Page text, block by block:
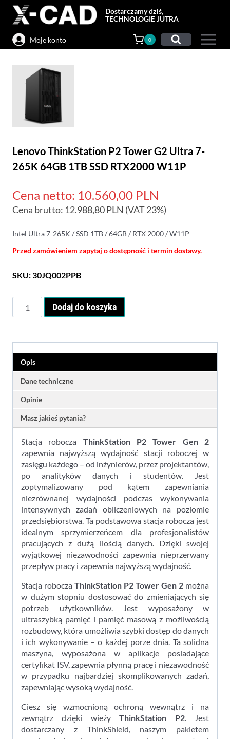
Przejdź
treści
Dostarczamy dziś,
TECHNOLOGIE JUTRA
Moje konto 0
Lenovo ThinkStation P2 Tower G2 Ultra 7-
265K 64GB 1TB SSD RTX2000 W11P
Cena netto: 10.560,00 PLN
Cena brutto: 12.988,80PLN (VAT 23%)
Intel Ultra 7-265K / SSD 1TB / 64GB / RTX 2000 / W11P
Przed zamówieniem zapytaj o dostępność i termin dostawy.
SKU:30JQ002PPB
Lenovo
G2
Ultra
64GB
1TB
SSD
RTX2000
Dodaj do koszyka
Opis
Dane techniczne
Opinie
Masz jakieś pytania?
Stacja robocza ThinkStation P2 Tower Gen 2
zapewnia najwyższą wydajność stacji roboczej w
zasięgu każdego – od inżynierów, przez projektantów,
po analityków danych i studentów. Jest
zoptymalizowany pod kątem zapewniania
niezrównanej wydajności podczas wykonywania
intensywnych zadań obliczeniowych na poziomie
przedsiębiorstwa. Ta podstawowa stacja robocza jest
idealnym sprzymierzeńcem dla profesjonalistów
pracujących z dużą ilością danych. Dzięki swojej
wyjątkowej niezawodności zapewnia nieprzerwany
przepływ pracy i zapewnia najwyższą wydajność.
Stacja robocza ThinkStation P2 Tower Gen 2 można
w dużym stopniu dostosować do zmieniających się
potrzeb użytkowników. Jest wyposażony w
ultraszybką pamięć i pamięć masową z możliwością
rozbudowy, która umożliwia szybki dostęp do danych
i ich wykonywanie – o każdej porze dnia. Ta solidna
maszyna, wyposażona w aplikacje posiadające
certyfikat ISV, zapewnia płynną pracę i niezawodność
w przypadku najbardziej skomplikowanych zadań,
zapewniając wysoką wydajność.
Ciesz się wzmocnioną ochroną wewnątrz i na
zewnątrz dzięki wieżyThinkStation P2. Jest
dostarczany z ThinkShield, naszym pakietem